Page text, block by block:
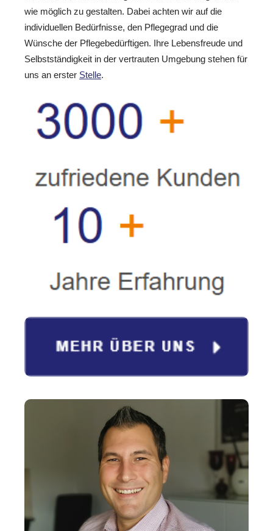
wie möglich zu gestalten. Dabei achten wir auf die
individuellen Bedürfnisse, den Pflegegrad und die
Wünsche der Pflegebedürftigen. Ihre Lebensfreude und
Selbstständigkeit in der vertrauten Umgebung stehen für
uns an erster Stelle.